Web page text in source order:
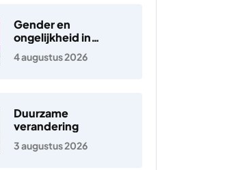
Gender en
ongelijkheid in
Nederland
4 augustus 2026
Duurzame
verandering
3 augustus 2026